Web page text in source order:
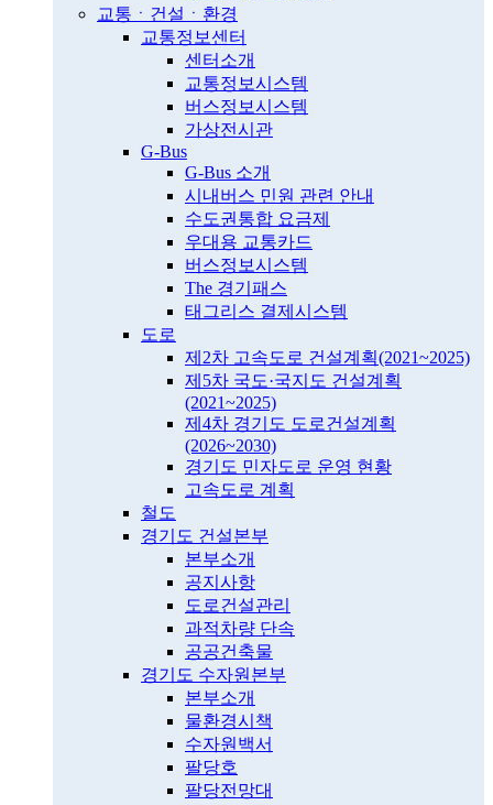
교통ㆍ건설ㆍ환경
교통정보센터
센터소개
교통정보시스템
버스정보시스템
가상전시관
G-Bus
G-Bus 소개
시내버스 민원 관련 안내
수도권통합 요금제
우대용 교통카드
버스정보시스템
The 경기패스
태그리스 결제시스템
도로
제2차 고속도로 건설계획(2021~2025)
제5차 국도·국지도 건설계획
(2021~2025)
제4차 경기도 도로건설계획
(2026~2030)
경기도 민자도로 운영 현황
고속도로 계획
철도
경기도 건설본부
본부소개
공지사항
도로건설관리
과적차량 단속
공공건축물
경기도 수자원본부
본부소개
물환경시책
수자원백서
팔당호
팔당전망대